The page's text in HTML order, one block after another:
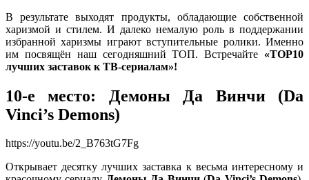
В результате выходят продукты, обладающие собственной
харизмой и стилем. И далеко немалую роль в поддержании
избранной харизмы играют вступительные ролики. Именно
им посвящён наш сегодняшний ТОП. Встречайте «ТОР10
лучших заставок к ТВ-сериалам»!
10-е место: Демоны Да Винчи(Da
Vinci’s Demons)
https://youtu.be/2_B763tG7Fg
Открывает десятку лучших заставка к весьма интересному и